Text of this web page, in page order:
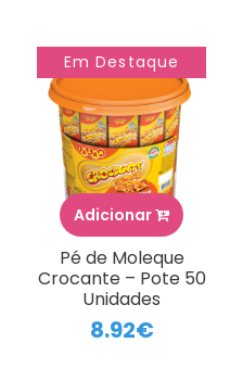
Em Destaque
Adicionar
Pé de Moleque
Crocante – Pote 50
Unidades
8.92€